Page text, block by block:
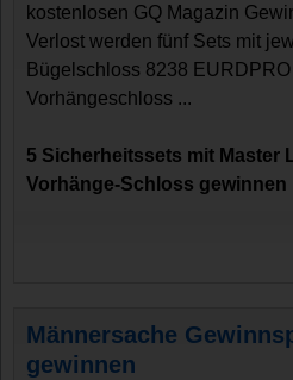
kostenlosen GQ Magazin
Verlost werden fünf Sets mit
Bügelschloss 8238
Vorhängeschloss ...
5 Sicherheitssets mit Master
Vorhänge-Schloss gewinnen
Männersache
gewinnen